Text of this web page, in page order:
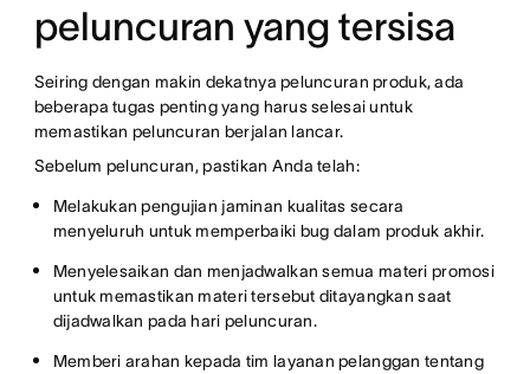
peluncuran yang tersisa
Seiring dengan makin dekatnya peluncuran produk, ada
beberapa tugas penting yang harus selesai untuk
memastikan peluncuran berjalan lancar.
Sebelum peluncuran, pastikan Anda telah:
Melakukan pengujian jaminan kualitas secara
menyeluruh untuk memperbaiki bug dalam produk akhir.
Menyelesaikan dan menjadwalkan semua materi promosi
untuk memastikan materi tersebut ditayangkan saat
dijadwalkan pada hari peluncuran.
Memberi arahan kepada tim layanan pelanggan tentang